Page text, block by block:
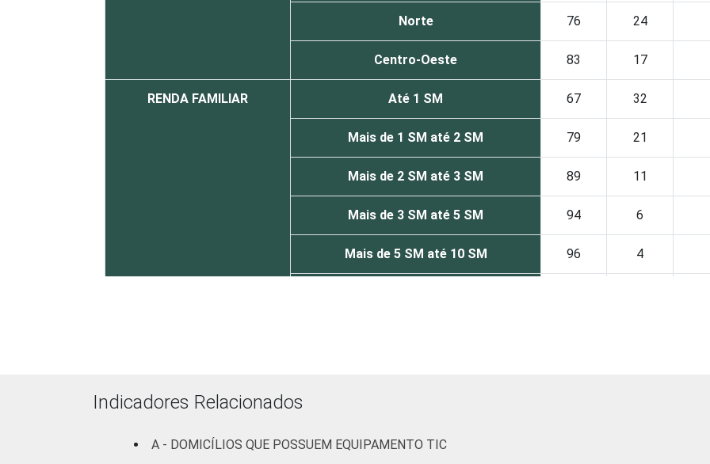
Norte 76 24
Centro-Oeste 83 17
RENDA FAMILIAR Até 1 SM 67 32
Mais de 1 SM até 2 SM 79 21
Mais de 2 SM até 3 SM 89 11
Mais de 3 SM até 5 SM 94 6
Mais de 5 SM até 10 SM 96 4
CLASSE SOCIAL A
Indicadores Relacionados
A - DOMICÍLIOS QUE POSSUEM EQUIPAMENTO TIC